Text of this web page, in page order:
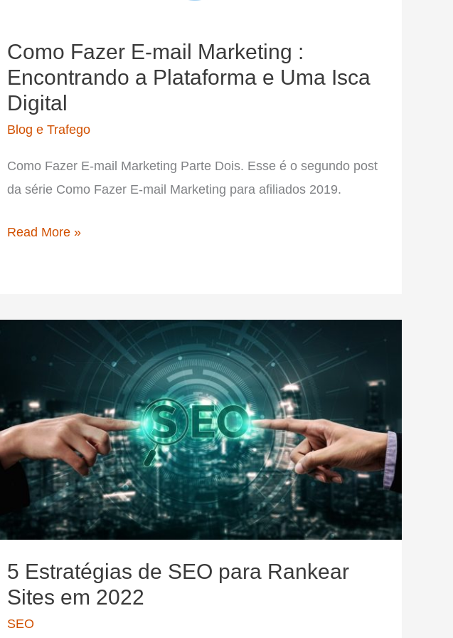
Como Fazer E-mail Marketing :
Encontrando a Plataforma e Uma Isca
Digital
Blog e Trafego
Como Fazer E-mail Marketing Parte Dois. Esse é o segundo post
da série Como Fazer E-mail Marketing para afiliados 2019.
Como
Plataforma
e
Uma
Isca
Digital
Read More »
5 Estratégias de SEO para Rankear
Sites em 2022
SEO